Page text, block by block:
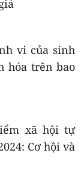
vi của sinh
hóa trên bao
xã hội tự
Cơ hội và